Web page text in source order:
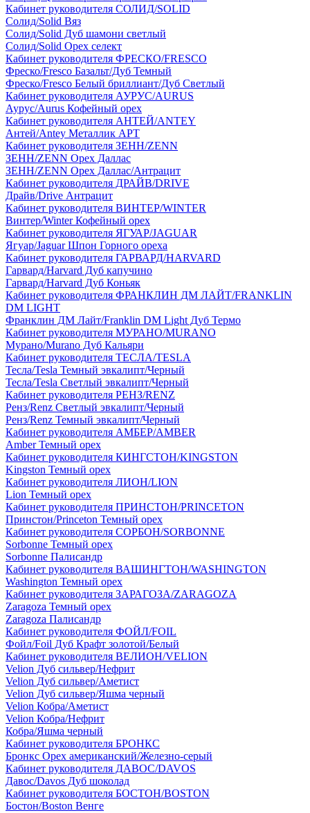
Кабинет руководителя СОЛИД/SOLID
Солид/Solid Вяз
Солид/Solid Дуб шамони светлый
Солид/Solid Орех селект
Кабинет руководителя ФРЕСКО/FRESCO
Фреско/Fresco Базальт/Дуб Темный
Фреско/Fresco Белый бриллиант/Дуб Светлый
Кабинет руководителя АУРУС/AURUS
Аурус/Aurus Кофейный орех
Кабинет руководителя АНТЕЙ/ANTEY
Антей/Antey Металлик АРТ
Кабинет руководителя ЗЕНН/ZENN
ЗЕНН/ZENN Орех Даллас
ЗЕНН/ZENN Орех Даллас/Антрацит
Кабинет руководителя ДРАЙВ/DRIVE
Драйв/Drive Антрацит
Кабинет руководителя ВИНТЕР/WINTER
Винтер/Winter Кофейный орех
Кабинет руководителя ЯГУАР/JAGUAR
Ягуар/Jaguar Шпон Горного ореха
Кабинет руководителя ГАРВАРД/HARVARD
Гарвард/Harvard Дуб капучино
Гарвард/Harvard Дуб Коньяк
Кабинет руководителя ФРАНКЛИН ДМ ЛАЙТ/FRANKLIN
DM LIGHT
Франклин ДМ Лайт/Franklin DM Light Дуб Термо
Кабинет руководителя МУРАНО/MURANO
Мурано/Murano Дуб Кальяри
Кабинет руководителя ТЕСЛА/TESLA
Тесла/Tesla Темный эвкалипт/Черный
Тесла/Tesla Светлый эвкалипт/Черный
Кабинет руководителя РЕНЗ/RENZ
Ренз/Renz Светлый эвкалипт/Черный
Ренз/Renz Темный эвкалипт/Черный
Кабинет руководителя АМБЕР/AMBER
Amber Темный орех
Кабинет руководителя КИНГСТОН/KINGSTON
Kingston Темный орех
Кабинет руководителя ЛИОН/LION
Lion Темный орех
Кабинет руководителя ПРИНСТОН/PRINCETON
Принстон/Princeton Темный орех
Кабинет руководителя СОРБОН/SORBONNE
Sorbonne Темный орех
Sorbonne Палисандр
Кабинет руководителя ВАШИНГТОН/WASHINGTON
Washington Темный орех
Кабинет руководителя ЗАРАГОЗА/ZARAGOZA
Zaragoza Темный орех
Zaragoza Палисандр
Кабинет руководителя ФОЙЛ/FOIL
Фойл/Foil Дуб Крафт золотой/Белый
Кабинет руководителя ВЕЛИОН/VELION
Velion Дуб сильвер/Нефрит
Velion Дуб сильвер/Аметист
Velion Дуб сильвер/Яшма черный
Velion Кобра/Аметист
Velion Кобра/Нефрит
Кобра/Яшма черный
Кабинет руководителя БРОНКС
Бронкс Орех американский/Железно-серый
Кабинет руководителя ДАВОС/DAVOS
Давос/Davos Дуб шоколад
Кабинет руководителя БОСТОН/BOSTON
Бостон/Boston Венге